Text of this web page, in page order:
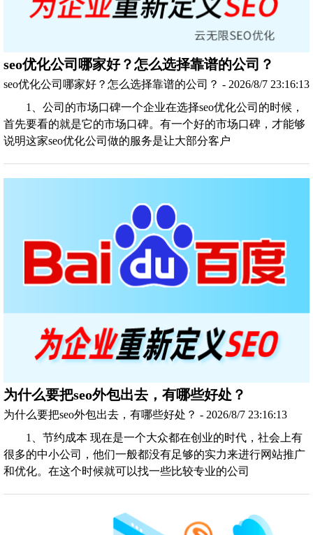
seo优化公司哪家好？怎么选择靠谱的公司？
seo优化公司哪家好？怎么选择靠谱的公司？ - 2026/8/7 23:16:13
1、公司的市场口碑一个企业在选择seo优化公司的时候，
首先要看的就是它的市场口碑。有一个好的市场口碑，才能够
说明这家seo优化公司做的服务是让大部分客户
为什么要把seo外包出去，有哪些好处？
为什么要把seo外包出去，有哪些好处？ - 2026/8/7 23:16:13
1、节约成本 现在是一个大众都在创业的时代，社会上有
很多的中小公司，他们一般都没有足够的实力来进行网站推广
和优化。在这个时候就可以找一些比较专业的公司